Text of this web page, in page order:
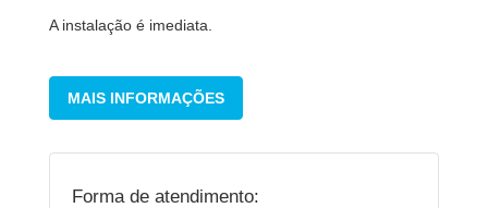
A instalação é imediata.
MAIS INFORMAÇÕES
Forma de atendimento: